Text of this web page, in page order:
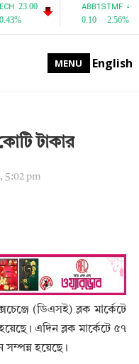
MENU English
টাকার
5:02 pm
(ডিএসই) ব্লক মার্কেটে
এদিন ব্লক মার্কেটে ৫৭
হয়েছে।